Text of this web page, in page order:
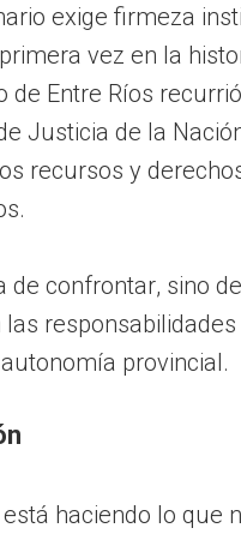
exige firmeza
vez en la
de Entre Ríos
Justicia de la
recursos y
de confrontar, sino
las
provincial.
haciendo lo que